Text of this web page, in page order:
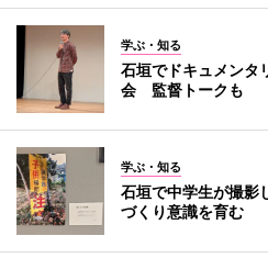
学ぶ・知る
石垣でドキュメンタ
会 監督トークも
学ぶ・知る
石垣で中学生が撮
づくり意識を育む